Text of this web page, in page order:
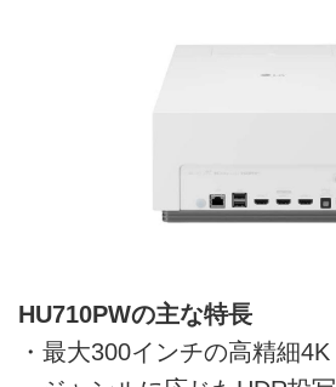
HU710PWの主な特長
・最大300インチの高精細4K